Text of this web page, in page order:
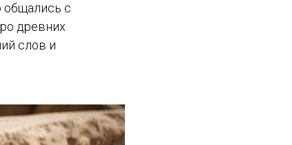
общались с
древних
слов и